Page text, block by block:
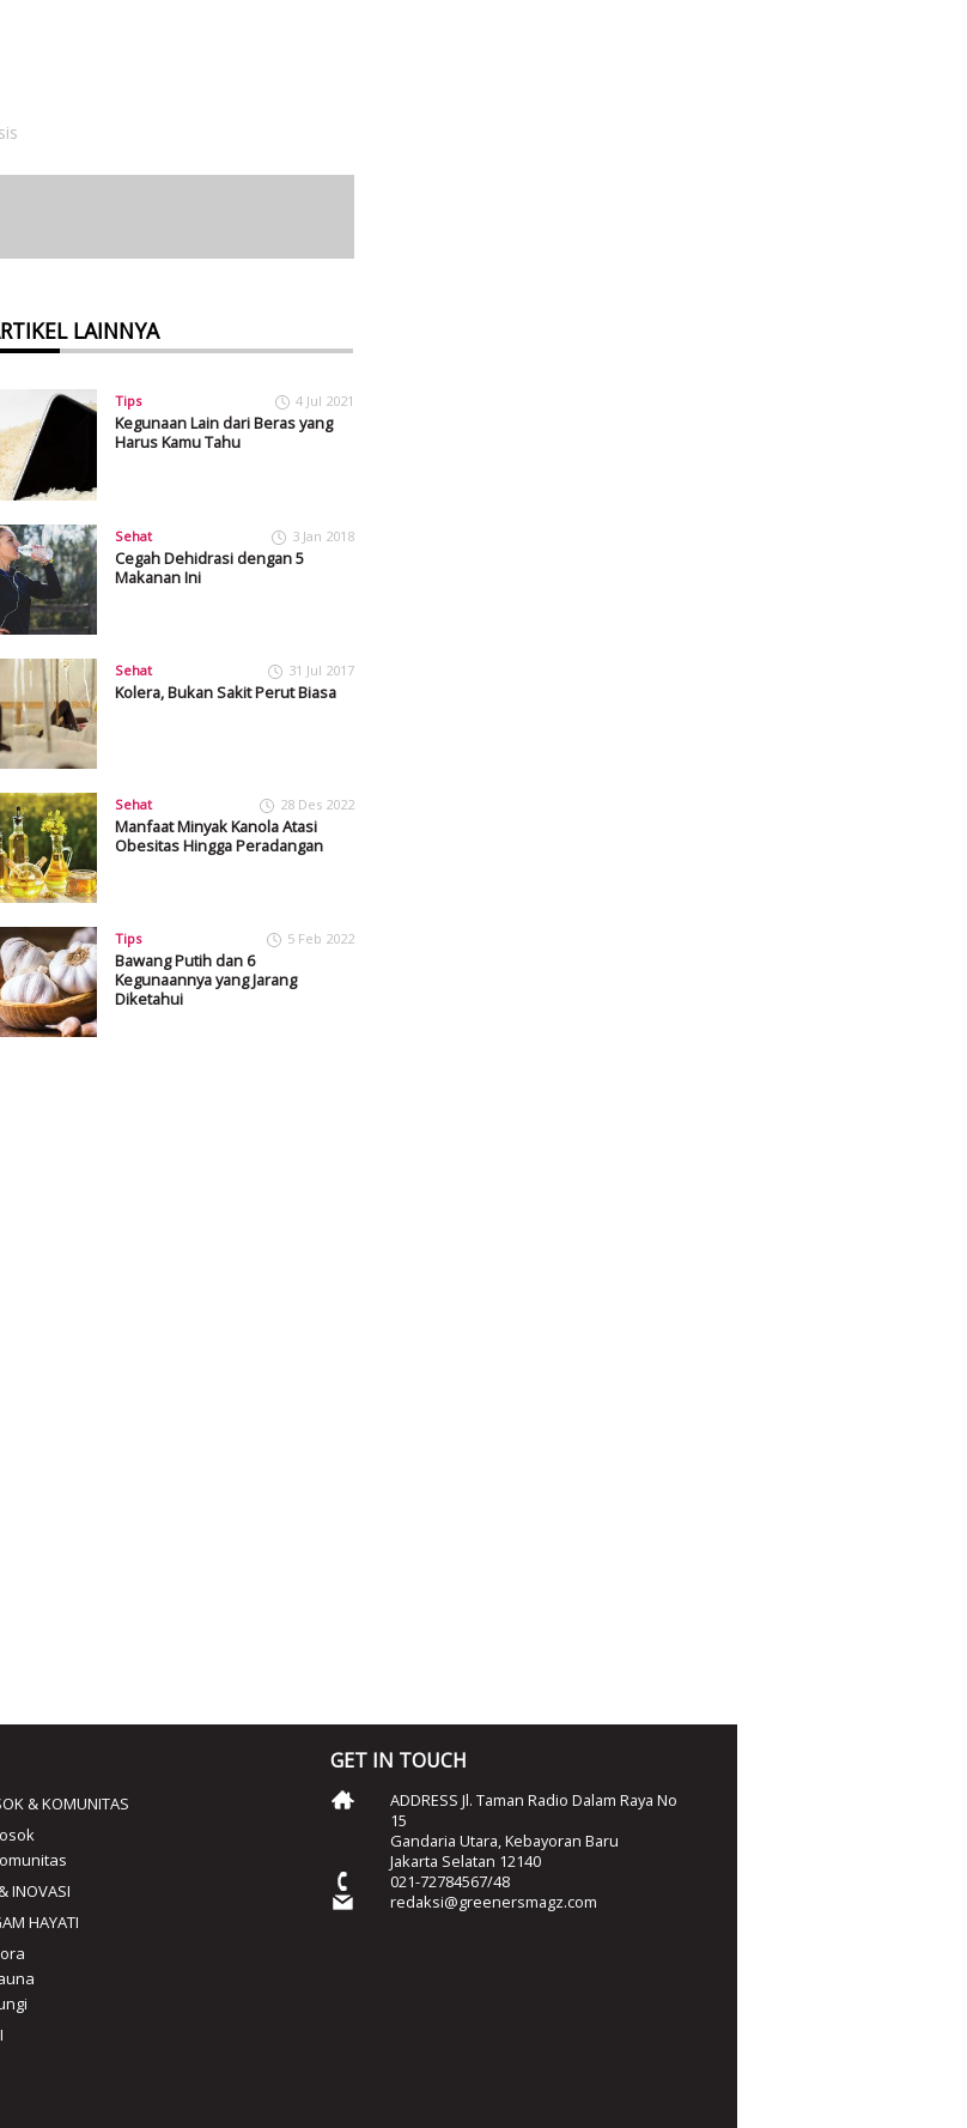
LAINNYA
Tips 4 Jul 2021
Kegunaan Lain dari Beras yang
Harus Kamu Tahu
Sehat 3 Jan 2018
Cegah Dehidrasi dengan 5
Makanan Ini
Sehat 31 Jul 2017
Kolera, Bukan Sakit Perut Biasa
Sehat 28 Des 2022
Manfaat Minyak Kanola Atasi
Obesitas Hingga Peradangan
Tips 5 Feb 2022
Bawang Putih dan 6
Kegunaannya yang Jarang
Diketahui
& KOMUNITAS
INOVASI
HAYATI
GET IN TOUCH
ADDRESS Jl. Taman Radio Dalam Raya No
15
Gandaria Utara, Kebayoran Baru
Jakarta Selatan 12140
021-72784567/48
redaksi@greenersmagz.com